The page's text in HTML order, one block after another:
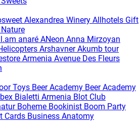
Alexandrea Winery Allhotels Gift
anaré ANeon Anna Mirzoyan
Arshavner Akumb tour
Armenia Avenue Des Fleurs
Toys Beer Academy Beer Academy
Bialetti Armenia Blot Club
Boheme Bookinist Boom Party
Cards Business Anatomy